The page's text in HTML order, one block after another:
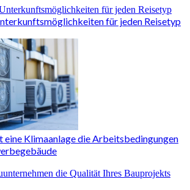
für jeden Reisetyp
eine Klimaanlage die Arbeitsbedingungen